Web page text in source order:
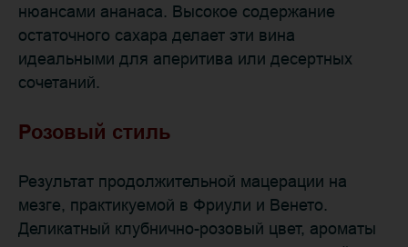
нюансами ананаса. Высокое содержание
остаточного сахара делает эти вина
идеальными для аперитива или десертных
сочетаний.
Розовый стиль
Результат продолжительной мацерации на
мезге, практикуемой в Фриули и Венето.
Деликатный клубнично-розовый цвет, ароматы